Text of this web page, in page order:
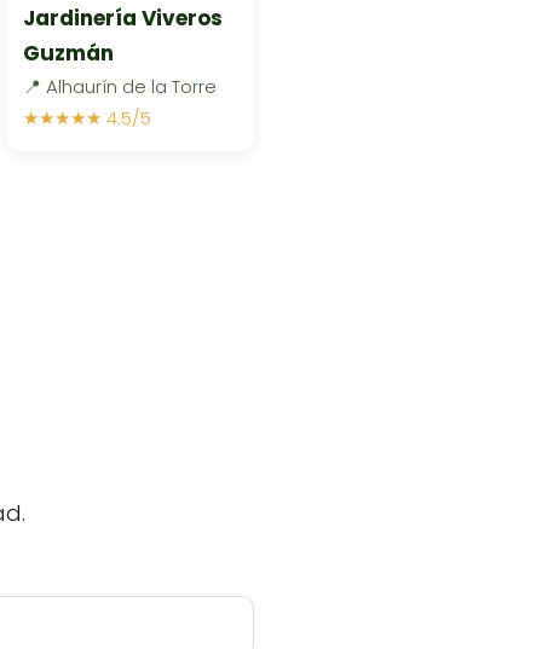
Jardinería Viveros
Guzmán
📍 Alhaurín de la Torre
★★★★★ 4.5/5